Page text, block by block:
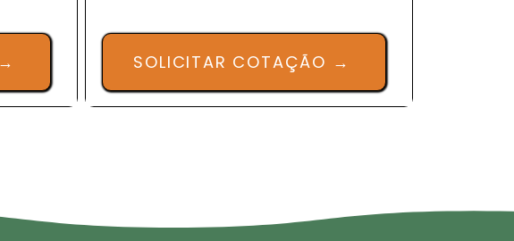
SOLICITAR COTAÇÃO →